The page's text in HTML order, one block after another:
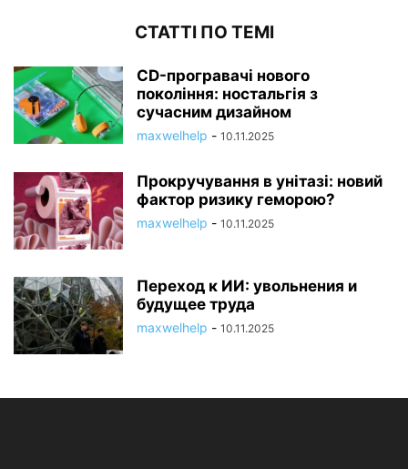
СТАТТІ ПО ТЕМІ
CD-програвачі нового
покоління: ностальгія з
сучасним дизайном
maxwelhelp - 10.11.2025
Прокручування в унітазі: новий
фактор ризику геморою?
maxwelhelp - 10.11.2025
Переход к ИИ: увольнения и
будущее труда
maxwelhelp - 10.11.2025